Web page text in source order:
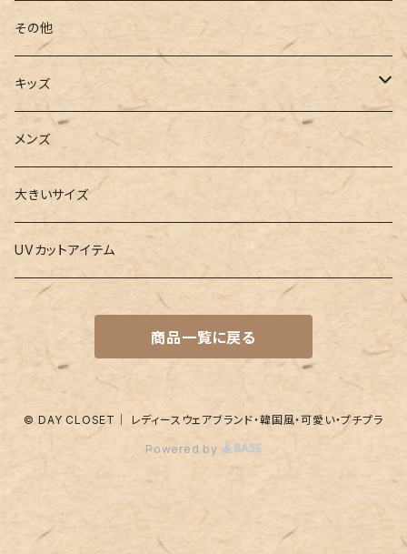
フィットネス
2点セット
3点セット
4点セット
5点セット
水着関連商品
レギンス
アンダーショーツ
パスケース
ウォレット
カードケース
キーケース
メガネチェーン
UVグッズ
ネイルグッズ
付け襟
ヨガウェア
ヨガソックス
ヨガグッズ
ヨガマット
その他
キッズ
Girls
水着
バレー
Boys
水着
グッズ
メンズ
大きいサイズ
UVカットアイテム
商品一覧に戻る
© DAY CLOSET｜ レディースウェアブランド・韓国風・可愛い・プチプラ
Powered by